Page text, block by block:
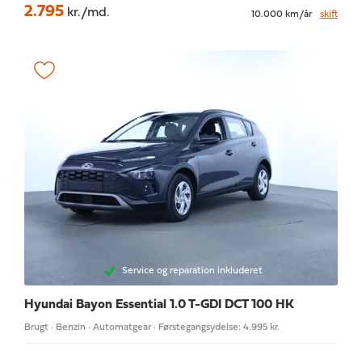
2.795 kr./md. 10.000 km/år skift
Service og reparation inkluderet
Hyundai Bayon Essential 1.0 T-GDI DCT 100 HK
Brugt · Benzin · Automatgear · Førstegangsydelse: 4.995 kr.